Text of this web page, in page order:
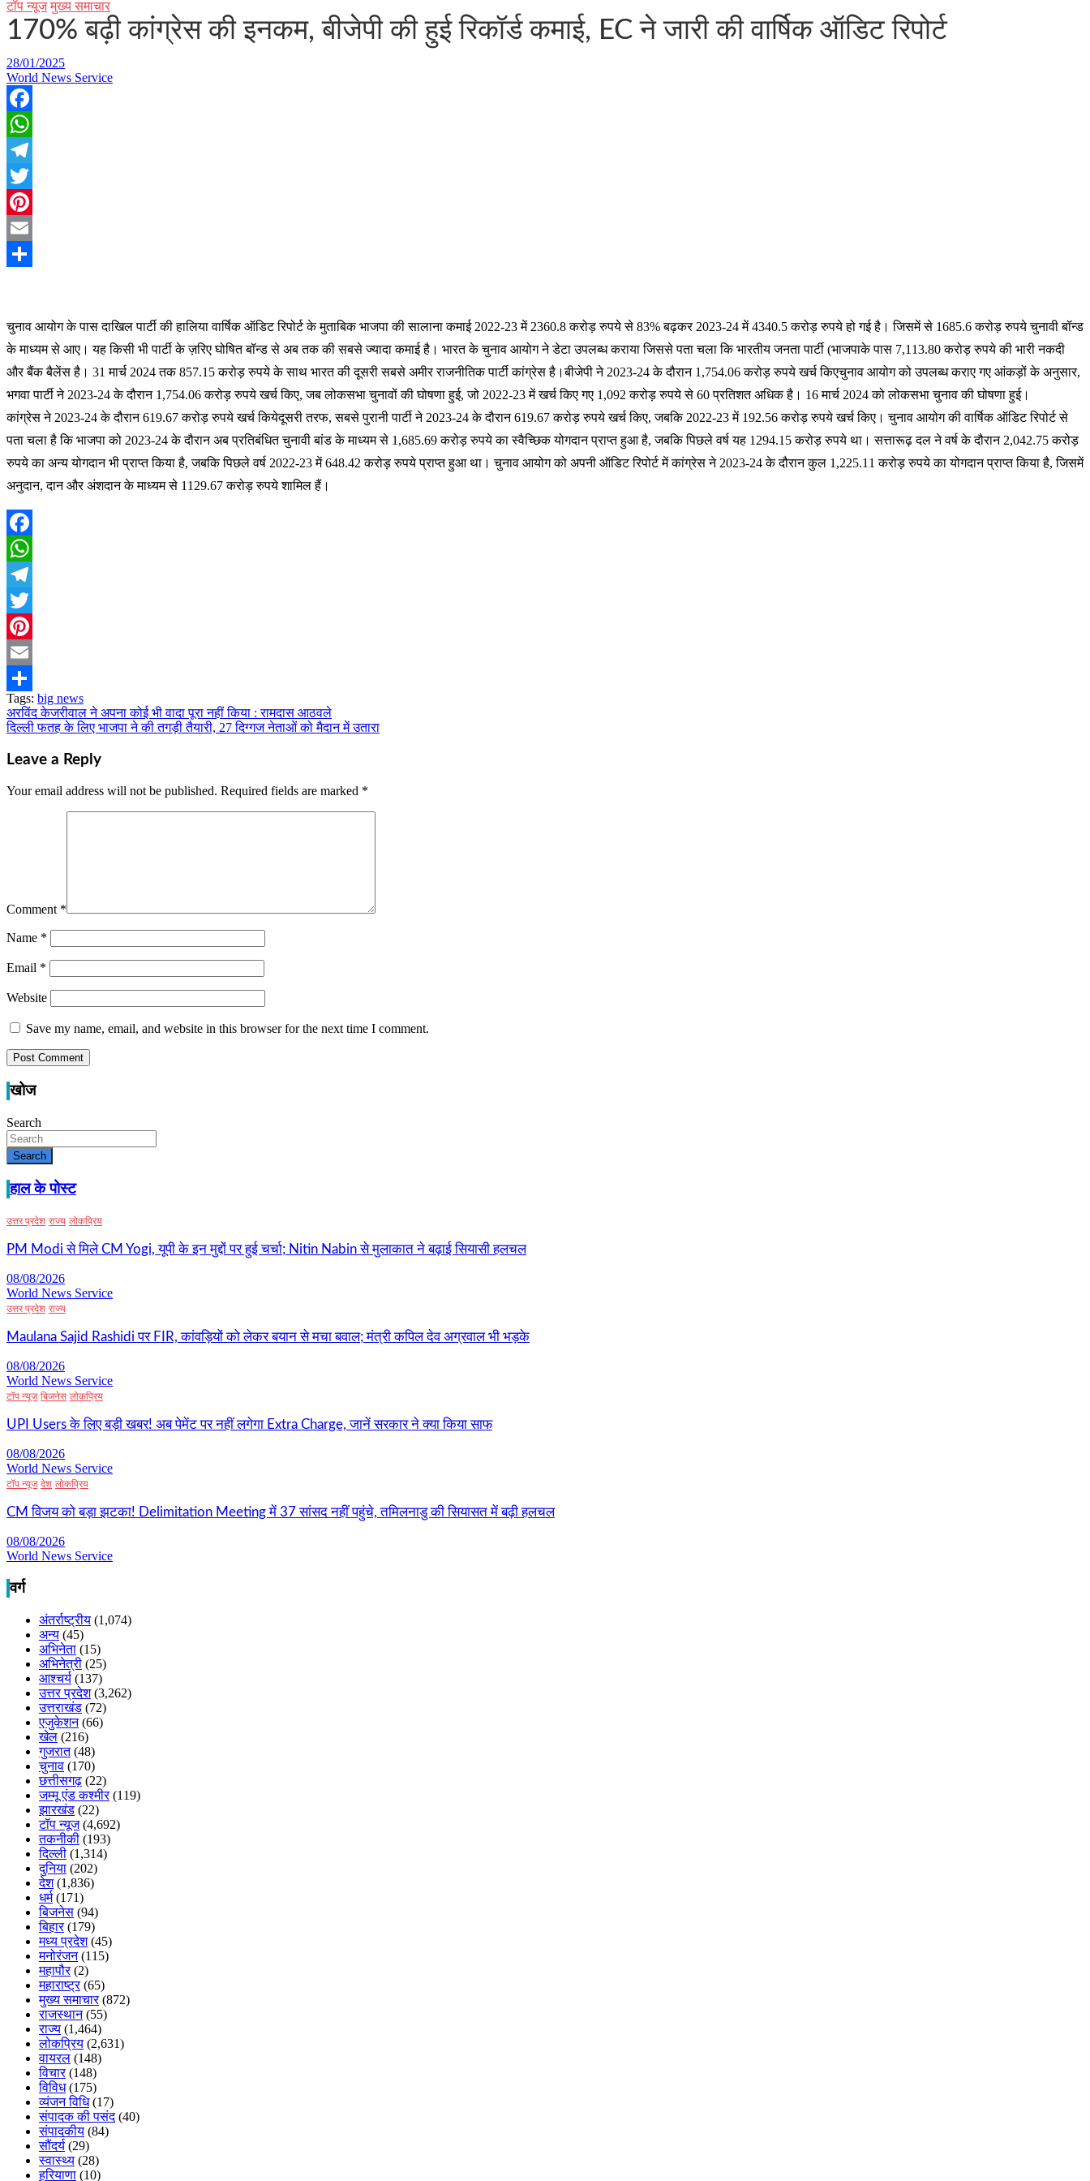
टॉप न्यूज मुख्य समाचार
170% बढ़ी कांग्रेस की इनकम, बीजेपी की हुई रिकॉर्ड कमाई, EC ने जारी की वार्षिक ऑडिट रिपोर्ट
28/01/2025
World News Service
Facebook
WhatsApp
Telegram
Twitter
Pinterest
Email
चुनाव आयोग के पास दाखिल पार्टी की हालिया वार्षिक ऑडिट रिपोर्ट के मुताबिक भाजपा की सालाना कमाई 2022-23 में 2360.8 करोड़ रुपये से 83% बढ़कर 2023-24 में 4340.5 करोड़ रुपये हो गई है। जिसमें से 1685.6 करोड़ रुपये चुनावी बॉन्ड
के माध्यम से आए। यह किसी भी पार्टी के ज़रिए घोषित बॉन्ड से अब तक की सबसे ज्यादा कमाई है। भारत के चुनाव आयोग ने डेटा उपलब्ध कराया जिससे पता चला कि भारतीय जनता पार्टी (भाजपाके पास 7,113.80 करोड़ रुपये की भारी नकदी
और बैंक बैलेंस है। 31 मार्च 2024 तक 857.15 करोड़ रुपये के साथ भारत की दूसरी सबसे अमीर राजनीतिक पार्टी कांग्रेस है।बीजेपी ने 2023-24 के दौरान 1,754.06 करोड़ रुपये खर्च किएचुनाव आयोग को उपलब्ध कराए गए आंकड़ों के अनुसार,
भगवा पार्टी ने 2023-24 के दौरान 1,754.06 करोड़ रुपये खर्च किए, जब लोकसभा चुनावों की घोषणा हुई, जो 2022-23 में खर्च किए गए 1,092 करोड़ रुपये से 60 प्रतिशत अधिक है। 16 मार्च 2024 को लोकसभा चुनाव की घोषणा हुई।
कांग्रेस ने 2023-24 के दौरान 619.67 करोड़ रुपये खर्च कियेदूसरी तरफ, सबसे पुरानी पार्टी ने 2023-24 के दौरान 619.67 करोड़ रुपये खर्च किए, जबकि 2022-23 में 192.56 करोड़ रुपये खर्च किए। चुनाव आयोग की वार्षिक ऑडिट रिपोर्ट से
पता चला है कि भाजपा को 2023-24 के दौरान अब प्रतिबंधित चुनावी बांड के माध्यम से 1,685.69 करोड़ रुपये का स्वैच्छिक योगदान प्राप्त हुआ है, जबकि पिछले वर्ष यह 1294.15 करोड़ रुपये था। सत्तारूढ़ दल ने वर्ष के दौरान 2,042.75 करोड़
रुपये का अन्य योगदान भी प्राप्त किया है, जबकि पिछले वर्ष 2022-23 में 648.42 करोड़ रुपये प्राप्त हुआ था। चुनाव आयोग को अपनी ऑडिट रिपोर्ट में कांग्रेस ने 2023-24 के दौरान कुल 1,225.11 करोड़ रुपये का योगदान प्राप्त किया है, जिसमें
अनुदान, दान और अंशदान के माध्यम से 1129.67 करोड़ रुपये शामिल हैं।
Facebook
WhatsApp
Telegram
Twitter
Pinterest
Email
Share
Tags: big news
Post
navigation
अरविंद केजरीवाल ने अपना कोई भी वादा पूरा नहीं किया : रामदास आठवले
दिल्ली फतह के लिए भाजपा ने की तगड़ी तैयारी, 27 दिग्गज नेताओं को मैदान में उतारा
Leave a Reply
Your email address will not be published. Required fields are marked *
Comment *
Name *
Email *
Website
Save my name, email, and website in this browser for the next time I comment.
खोज
Search
Search
हाल के पोस्ट
उत्तर प्रदेश राज्य लोकप्रिय
PM Modi से मिले CM Yogi, यूपी के इन मुद्दों पर हुई चर्चा; Nitin Nabin से मुलाकात ने बढ़ाई सियासी हलचल
08/08/2026
World News Service
उत्तर प्रदेश राज्य
Maulana Sajid Rashidi पर FIR, कांवड़ियों को लेकर बयान से मचा बवाल; मंत्री कपिल देव अग्रवाल भी भड़के
08/08/2026
World News Service
टॉप न्यूज बिजनेस लोकप्रिय
UPI Users के लिए बड़ी खबर! अब पेमेंट पर नहीं लगेगा Extra Charge, जानें सरकार ने क्या किया साफ
08/08/2026
World News Service
टॉप न्यूज देश लोकप्रिय
CM विजय को बड़ा झटका! Delimitation Meeting में 37 सांसद नहीं पहुंचे, तमिलनाडु की सियासत में बढ़ी हलचल
08/08/2026
World News Service
वर्ग
अंतर्राष्ट्रीय (1,074)
अन्य (45)
अभिनेता (15)
अभिनेत्री (25)
आश्चर्य (137)
उत्तर प्रदेश(3,262)
उत्तराखंड (72)
एजुकेशन(66)
खेल (216)
गुजरात(48)
चुनाव (170)
छत्तीसगढ़ (22)
जम्मू एंड कश्मीर(119)
झारखंड (22)
टॉप न्यूज(4,692)
तकनीकी (193)
दिल्ली (1,314)
दुनिया (202)
देश(1,836)
धर्म(171)
बिजनेस (94)
बिहार(179)
मध्य प्रदेश(45)
मनोरंजन(115)
महापौर(2)
महाराष्ट्र(65)
मुख्य समाचार(872)
राजस्थान(55)
राज्य (1,464)
लोकप्रिय (2,631)
वायरल (148)
विचार(148)
विविध(175)
व्यंजन विधि(17)
संपादक की पसंद(40)
संपादकीय (84)
सौंदर्य (29)
स्वास्थ्य (28)
हरियाणा (10)